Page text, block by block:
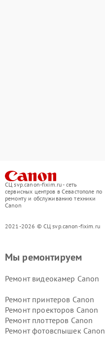
СЦ svp.canon-fixim.ru - сеть
сервисных центров в Севастополе по
ремонту и обслуживанию техники
Canon
2021-2026 © СЦ svp.canon-fixim.ru
Мы ремонтируем
Ремонт видеокамер Canon
Ремонт принтеров Canon
Ремонт проекторов Canon
Ремонт плоттеров Canon
Ремонт фотовспышек Canon